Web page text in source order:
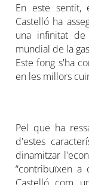
En este sentit,
Castelló ha
una infinitat
mundial de la
Este fong s'ha
en les millors
Pel que ha
d'estes
dinamitzar
“contribuïxen a